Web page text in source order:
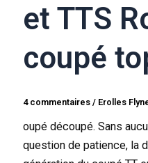
et TTS
coupé
4 commentaires / Erolles
oupé découpé. Sans
question de patience, la